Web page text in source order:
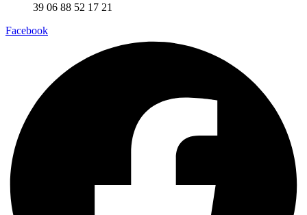
39 06 88 52 17 21
Facebook